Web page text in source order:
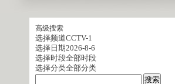
高级搜索
选择频道CCTV-1
选择日期2026-8-6
选择时段全部时段
选择分类全部分类